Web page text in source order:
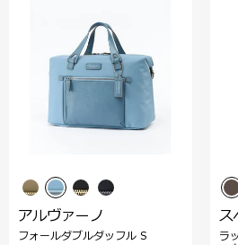
アルヴァーノ
フォールダブルダッフル S
ス
ラ